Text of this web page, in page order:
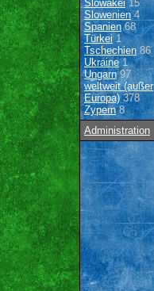
Slowakei15
Slowenien4
Spanien68
Türkei1
Tschechien 86
Ukraine1
Ungarn97
weltweit (außer
Europa)378
Zypern8
Administration